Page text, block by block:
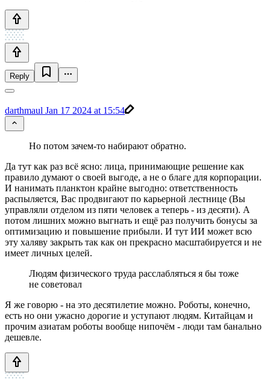
Reply
darthmaul Jan 17 2024 at 15:54
Но потом зачем-то набирают обратно.
Да тут как раз всё ясно: лица, принимающие решение как
правило думают о своей выгоде, а не о благе для корпорации.
И нанимать планктон крайне выгодно: ответственность
распыляется, Вас продвигают по карьерной лестнице (Вы
управляли отделом из пяти человек а теперь - из десяти). А
потом лишних можно выгнать и ещё раз получить бонусы за
оптимизацию и повышение прибыли. И тут ИИ может всю
эту халяву закрыть так как он прекрасно масштабируется и не
имеет личных целей.
Людям физического труда расслабляться я бы тоже
не советовал
Я же говорю - на это десятилетие можно. Роботы, конечно,
есть но они ужасно дорогие и уступают людям. Китайцам и
прочим азиатам роботы вообще нипочём - люди там банально
дешевле.